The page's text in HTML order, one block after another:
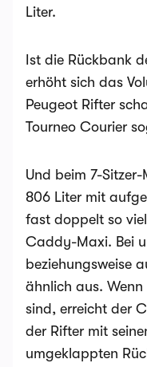
Liter.
Ist die Rückbank
erhöht sich das
Peugeot Rifter
Tourneo Courier
Und beim 7-
806 Liter mit
fast doppelt so
Caddy-Maxi. Bei
beziehungsweise
ähnlich aus.
sind, erreicht der
der Rifter mit
umgeklappten